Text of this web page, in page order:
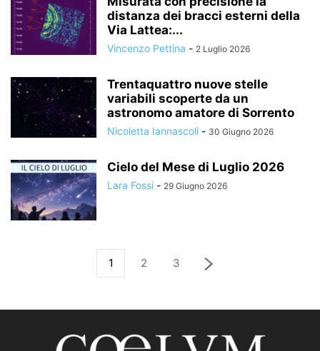
distanza dei bracci esterni della
Via Lattea:...
Vincenzo Pettina - 2 Luglio 2026
Trentaquattro nuove stelle
variabili scoperte da un
astronomo amatore di Sorrento
Nicoletta Iannascoli - 30 Giugno 2026
Cielo del Mese di Luglio 2026
Lara Fossi - 29 Giugno 2026
1 2 3